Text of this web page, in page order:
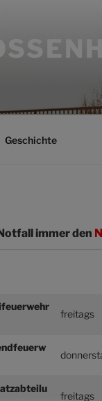
Geschichte
immer den
freitags
freitags